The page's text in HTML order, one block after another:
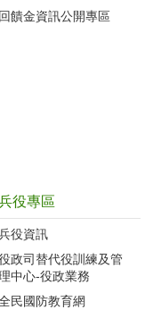
回饋金資訊公開專區
役專區
役資訊
政司替代役訓練及管
中心-役政業務
民國防教育網